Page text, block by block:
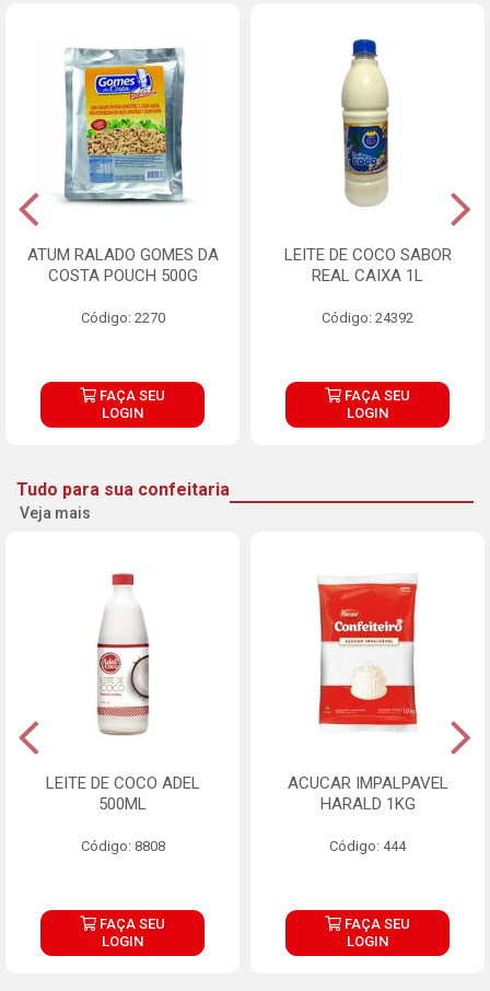
ATUM RALADO GOMES DA
COSTA POUCH 500G
Código: 2270
FAÇA SEU
LOGIN
LEITE DE COCO SABOR
REAL CAIXA 1L
Código: 24392
FAÇA SEU
LOGIN
Tudo para sua confeitaria
Veja mais
LEITE DE COCO ADEL
500ML
Código: 8808
FAÇA SEU
LOGIN
ACUCAR IMPALPAVEL
HARALD 1KG
Código: 444
FAÇA SEU
LOGIN